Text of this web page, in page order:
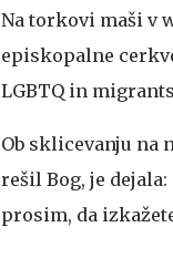
Na torkovi maši v
episkopalne
LGBTQ in
Ob sklicevanju na
rešil Bog, je
prosim, da